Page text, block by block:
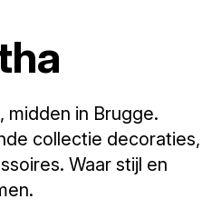
midden in Brugge.
collectie decoraties,
Waar stijl en